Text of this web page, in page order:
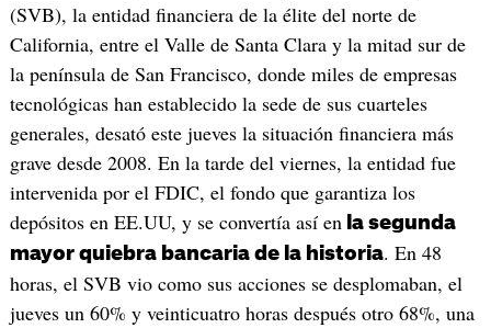
(SVB), la entidad financiera de la élite del norte de
California, entre el Valle de Santa Clara y la mitad sur de
la península de San Francisco, donde miles de empresas
tecnológicas han establecido la sede de sus cuarteles
generales, desató este jueves la situación financiera más
grave desde 2008. En la tarde del viernes, la entidad fue
intervenida por el FDIC, el fondo que garantiza los
depósitos en EE.UU, y se convertía así en la segunda
mayor quiebra bancaria de la historia. En 48
horas, el SVB vio como sus acciones se desplomaban, el
jueves un 60% y veinticuatro horas después otro 68%, una